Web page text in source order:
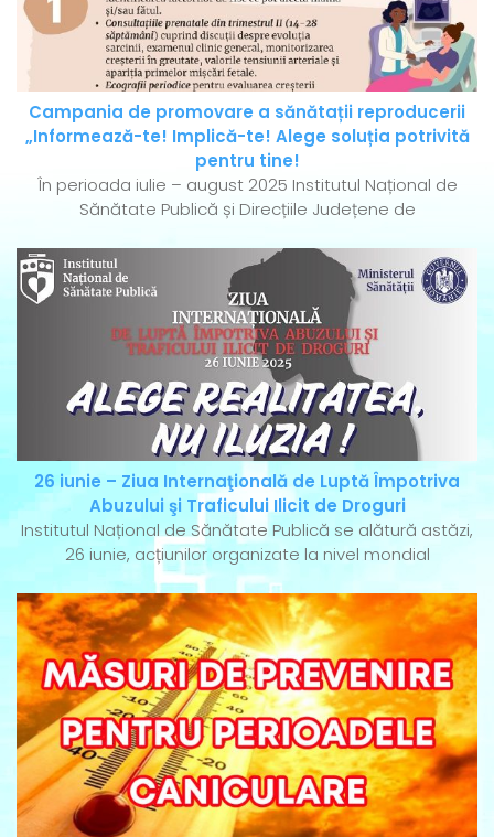
Campania de promovare a sănătații reproducerii
„Informează-te! Implică-te! Alege soluția potrivită
pentru tine!
În perioada iulie – august 2025 Institutul Național de
Sănătate Publică și Direcțiile Județene de
26 iunie – Ziua Internaţională de Luptă Împotriva
Abuzului şi Traficului Ilicit de Droguri
Institutul Național de Sănătate Publică se alătură astăzi,
26 iunie, acțiunilor organizate la nivel mondial